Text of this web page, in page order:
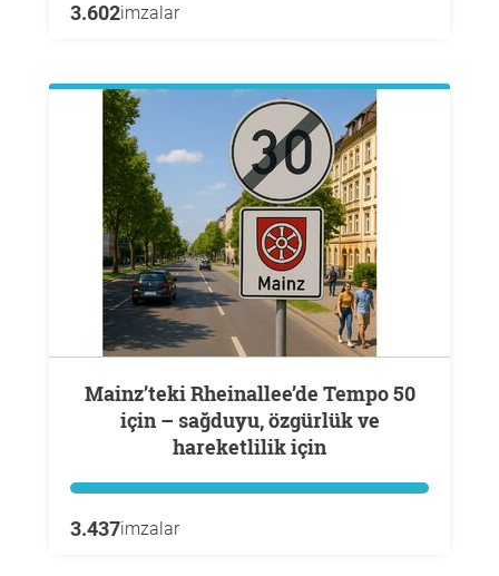
3.602imzalar
Mainz’teki Rheinallee’de Tempo 50
için – sağduyu, özgürlük ve
hareketlilik için
3.437imzalar